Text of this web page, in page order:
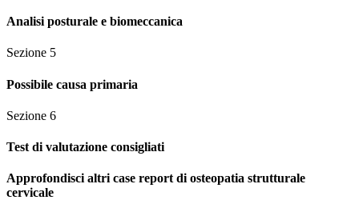
Analisi posturale e biomeccanica
Sezione 5
Possibile causa primaria
Sezione 6
Test di valutazione consigliati
Approfondisci altri case report di osteopatia strutturale
cervicale